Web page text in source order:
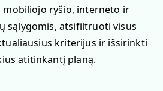
ryšio, interneto ir
sąlygomis, atsifiltruoti visus
kriterijus ir išsirinkti
atitinkantį planą.